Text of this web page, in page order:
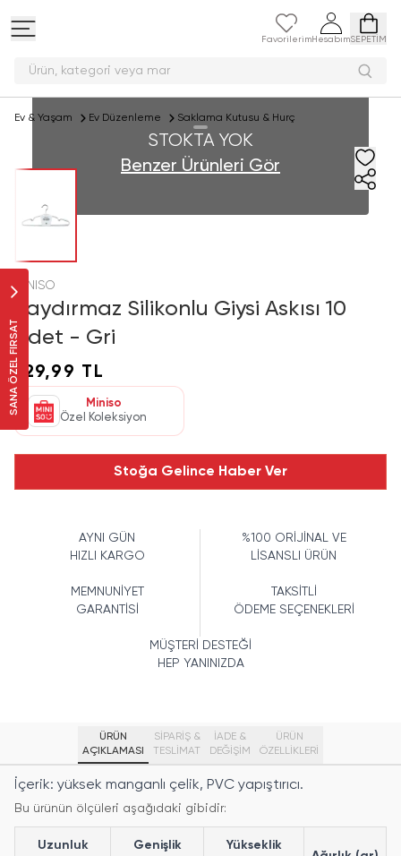
Favorilerim HesabımSEPETİM
Ürün, kategori veya
SANA ÖZEL FIRSAT
Ev & Yaşam Ev Düzenleme Saklama Kutusu & Hurç
STOKTA YOK
Benzer Ürünleri Gör
MINISO
Kaydırmaz Silikonlu Giysi Askısı 10
Adet - Gri
129,99 TL
Miniso
Özel Koleksiyon
Stoğa Gelince Haber Ver
AYNI GÜN
HIZLI KARGO
%100 ORİJİNAL VE
LİSANSLI ÜRÜN
MEMNUNİYET
GARANTİSİ
TAKSİTLİ
ÖDEME SEÇENEKLERİ
MÜŞTERİ DESTEĞİ
HEP YANINIZDA
ÜRÜN
AÇIKLAMASI
SİPARİŞ &
TESLİMAT
İADE &
DEĞİŞİM
ÜRÜN
ÖZELLIKLERI
İçerik: yüksek manganlı çelik, PVC yapıştırıcı.
Bu ürünün ölçüleri aşağıdaki gibidir:
Uzunluk
Genişlik
Yükseklik